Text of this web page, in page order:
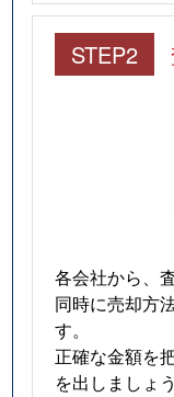
STEP2
各会社から、
同時に売却方
す。
正確な金額を
を出しましょ